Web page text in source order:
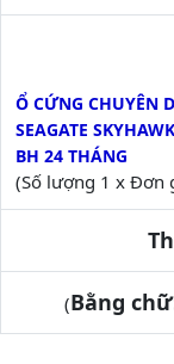
Ổ CỨNG CHUYÊN
SEAGATE
BH 24 THÁNG
(Số lượng 1 x Đơn
(Bằng